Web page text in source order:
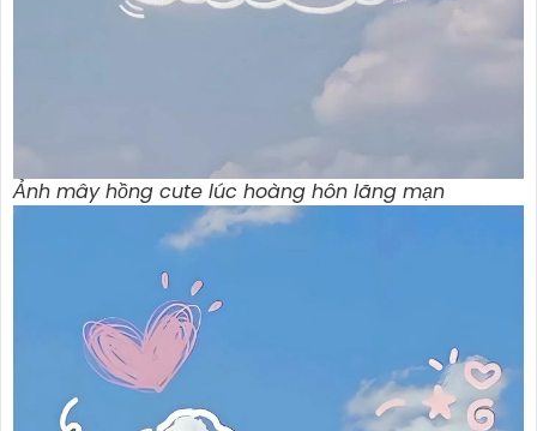
Ảnh mây hồng cute lúc hoàng hôn lãng mạn